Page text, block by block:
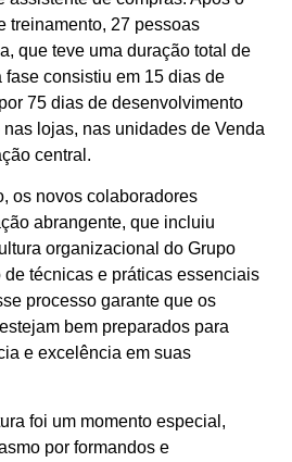
treinamento, 27 pessoas
que teve uma duração total de
fase consistiu em 15 dias de
75 dias de desenvolvimento
lojas, nas unidades de Venda
central.
os novos colaboradores
abrangente, que incluiu
organizacional do Grupo
de técnicas e práticas essenciais
processo garante que os
bem preparados para
e excelência em suas
foi um momento especial,
por formandos e